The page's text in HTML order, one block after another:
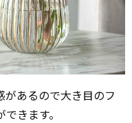
あるので大き目のフ
きます。